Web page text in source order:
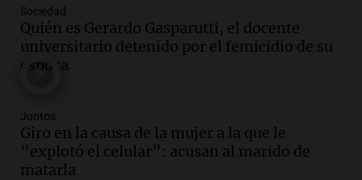
Audio.
Tecnológico en Villa María con dos
edificios icónicos
Panorama Federal
Audio.
árbitros bajo la lupa tras fallos
controvertidos
Panorama Federal
Sociedad
Quién es Gerardo Gasparutti, el docente
universitario detenido por el femicidio de su
esposa
Juntos
Giro en la causa de la mujer a la que le
“explotó el celular”: acusan al marido de
matarla